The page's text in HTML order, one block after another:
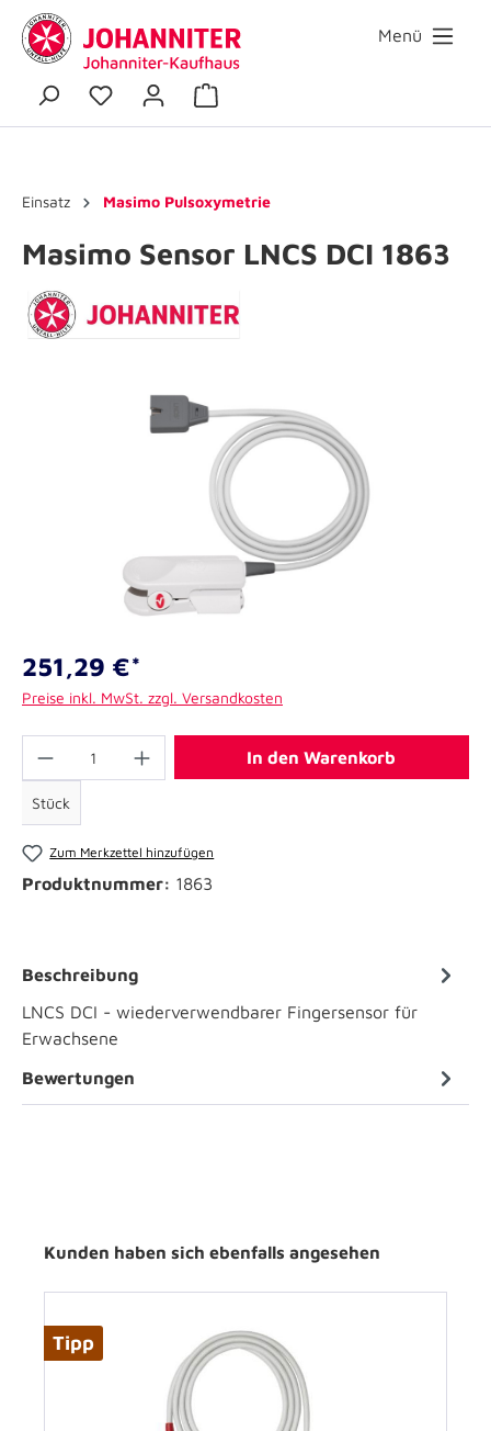
Menü
Einsatz Masimo Pulsoxymetrie
Masimo Sensor LNCS DCI 1863
251,29 €*
Preise inkl. MwSt. zzgl. Versandkosten
Stück
In den Warenkorb
Zum Merkzettel hinzufügen
Produktnummer: 1863
Beschreibung
LNCS DCI - wiederverwendbarer Fingersensor für
Erwachsene
Bewertungen
Kunden haben sich ebenfalls angesehen
Tipp